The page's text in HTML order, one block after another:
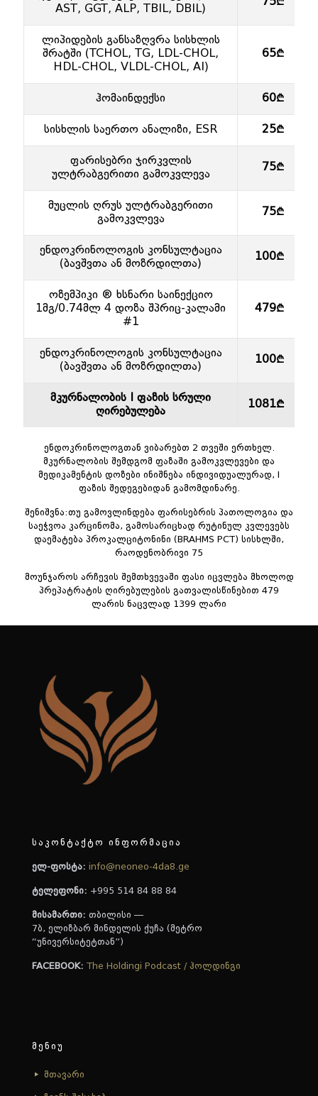
AST, GGT, ALP, TBIL, DBIL)
ლიპიდების განსაზღვრა სისხლის
შრატში (TCHOL, TG, LDL-CHOL,
HDL-CHOL, VLDL-CHOL, AI)
65₾
ჰომაინდექსი 60₾
სისხლის საერთო ანალიზი, ESR 25₾
ფარისებრი ჯირკვლის
ულტრაბგერითი გამოკვლევა
75₾
მუცლის ღრუს ულტრაბგერითი
გამოკვლევა
75₾
ენდოკრინოლოგის კონსულტაცია
(ბავშვთა ან მოზრდილთა)
100₾
ოზემპიკი ® ხსნარი საინექციო
1მგ/0.74მლ 4 დოზა შპრიც-კალამი
#1
479₾
ენდოკრინოლოგის კონსულტაცია
(ბავშვთა ან მოზრდილთა)
100₾
მკურნალობის I ფაზის სრული
ღირებულება
1081₾
ენდოკრინოლოგთან ვიბარებთ 2 თვეში ერთხელ.
მკურნალობის შემდგომ ფაზაში გამოკვლევები და
მედიკამენტის დოზები ინიშნება ინდივიდუალურად, I
ფაზის შედეგებიდან გამომდინარე.
შენიშვნა:თუ გამოვლინდება ფარისებრის პათოლოგია და
საეჭვოა კარცინომა, გამოსარიცხად რუტინულ კვლევებს
დაემატება პროკალციტონინი (BRAHMS PCT) სისხლში,
რაოდენობრივი 75
მოუნჯაროს არჩევის შემთხვევაში ფასი იცვლება მხოლოდ
პრეპატრატის ღირებულების გათვალისწინებით 479
ლარის ნაცვლად 1399 ლარი
საკონტაქტო ინფორმაცია
ელ-ფოსტა: info@neoneo-4da8.ge
ტელეფონი: +995 514 84 88 84
მისამართი: თბილისი —
7ბ, ელიზბარ მინდელის ქუჩა (მეტრო
“უნივერსიტეტთან”)
FACEBOOK: The Holdingi Podcast / ჰოლდინგი
მენიუ
მთავარი